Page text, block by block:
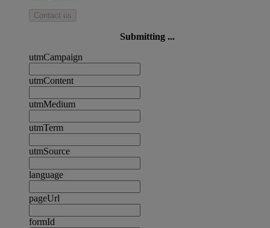
Contact us
Submitting ...
utmCampaign
utmContent
utmMedium
utmTerm
utmSource
language
pageUrl
formId